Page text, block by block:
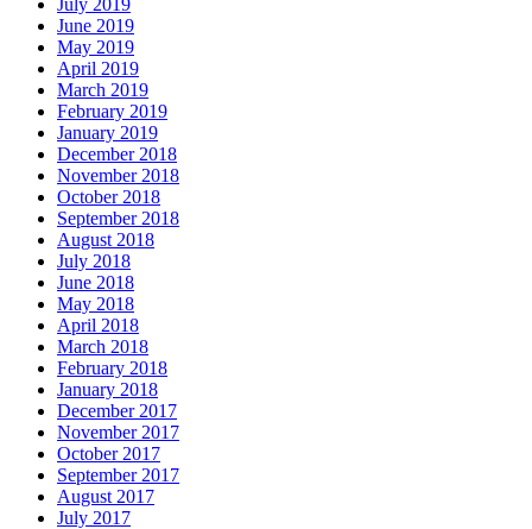
June 2019
May 2019
April 2019
March 2019
February 2019
January 2019
December 2018
November 2018
October 2018
September 2018
August 2018
July 2018
June 2018
May 2018
April 2018
March 2018
February 2018
January 2018
December 2017
November 2017
October 2017
September 2017
August 2017
July 2017